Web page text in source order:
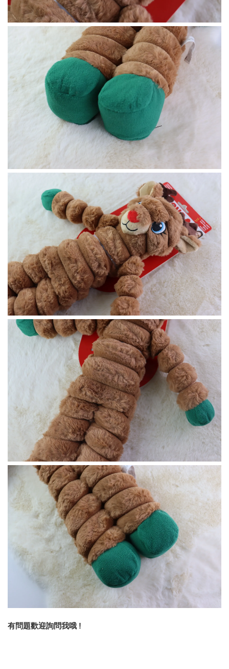
有問題歡迎詢問我哦 !